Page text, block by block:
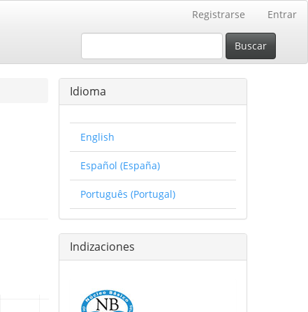
Registrarse Entrar
Buscar
Idioma
English
Español (España)
Português (Portugal)
Indizaciones